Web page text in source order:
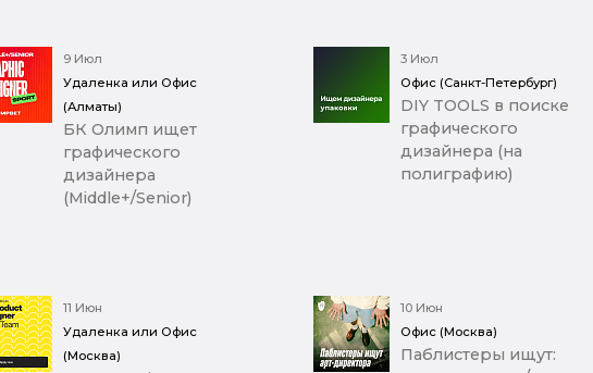
9 Июл
Удаленка или Офис
(Алматы)
БК Олимп ищет
графического
дизайнера
(Middle+/Senior)
3 Июл
Офис (Санкт-Петербург)
DIY TOOLS в поиске
графического
дизайнера (на
полиграфию)
11 Июн
Удаленка или Офис
(Москва)
10 Июн
Офис (Москва)
Паблистеры ищут: